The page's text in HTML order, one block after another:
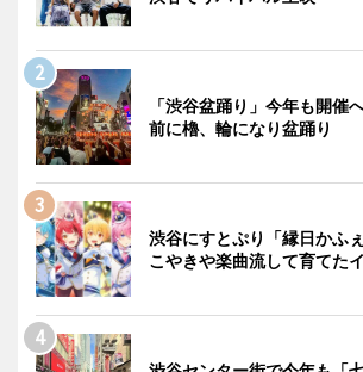
「渋谷盆踊り」今年も開
前に櫓、輪になり盆踊り
渋谷にすとぷり「縁日かふ
こやきや楽曲流して育てた